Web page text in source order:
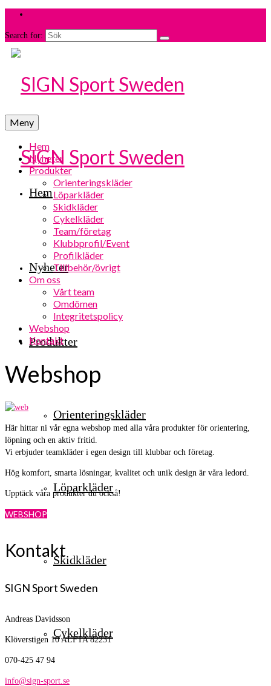
Search for:
Hem
Nyheter
Produkter
Orienteringskläder
Löparkläder
Skidkläder
Cykelkläder
Meny
Hem
Nyheter
Produkter
Orienteringskläder
Löparkläder
Skidkläder
Cykelkläder
Team/företag
Klubbprofil/Event
Profilkläder
Tillbehör/övrigt
Om oss
Vårt team
Omdömen
Integritetspolicy
Webshop
Kontakt
Webshop
Här hittar ni vår egna webshop med alla våra produkter för orientering,
löpning och en aktiv fritid.
Vi erbjuder teamkläder i egen design till klubbar och företag.
Hög komfort, smarta lösningar, kvalitet och unik design är våra ledord.
Upptäck våra produkter du också!
WEBSHOP
Kontakt
SIGN Sport Sweden
Andreas Davidsson
Klöverstigen 10ALFTA 82231
070-425 47 94
info@sign-sport.se